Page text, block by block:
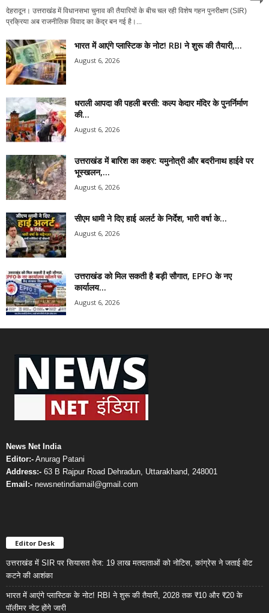
देहरादून। उत्तराखंड में विधानसभा चुनाव की तैयारियों के बीच चल रही विशेष गहन पुनरीक्षण (SIR)
प्रक्रिया अब राजनीतिक विवाद का केंद्र बन गई है।...
भारत में आएंगे प्लास्टिक के नोट! RBI ने शुरू की तैयारी,...
August 6, 2026
धराली आपदा की पहली बरसी: कल्प केदार मंदिर के पुनर्निर्माण
की...
August 6, 2026
उत्तराखंड में बारिश का कहर: यमुनोत्री और बदरीनाथ हाईवे पर
भूस्खलन,...
August 6, 2026
सीएम धामी ने दिए हाई अलर्ट के निर्देश, भारी वर्षा के...
August 6, 2026
उत्तराखंड को मिल सकती है बड़ी सौगात, EPFO के नए
कार्यालय...
August 6, 2026
News Net India
Editor:- Anurag Patani
Address:- 63 B Rajpur Road Dehradun, Uttarakhand, 248001
Email:- newsnetindiamail@gmail.com
Editor Desk
उत्तराखंड में SIR पर सियासत तेज: 19 लाख मतदाताओं को नोटिस, कांग्रेस ने जताई वोट
कटने की आशंका
भारत में आएंगे प्लास्टिक के नोट! RBI ने शुरू की तैयारी, 2028 तक ₹10 और ₹20 के
पॉलीमर नोट होंगे जारी